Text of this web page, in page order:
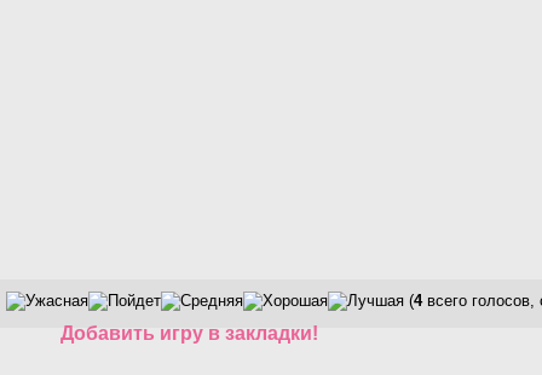
(4всего голосов,
Добавить игру в закладки!